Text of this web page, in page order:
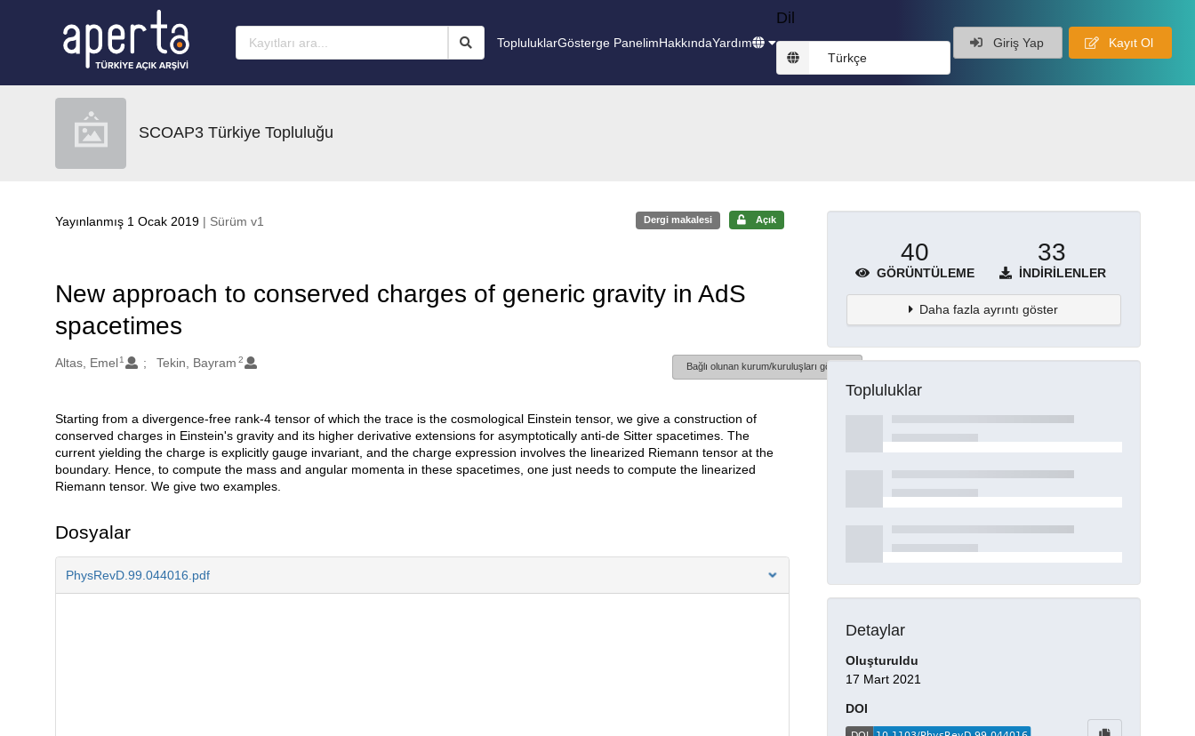
TopluluklarGösterge PanelimHakkındaYardım
Dil
Türkçe
Giriş Yap Kayıt Ol
SCOAP3 Türkiye Topluluğu
Yayınlanmış 1 Ocak 2019 | Sürüm v1 Dergi makalesi Açık
New approach to conserved charges of generic gravity in AdS
spacetimes
Oluşturanlar
Altas, Emel 1 Tekin, Bayram 2
Bağlı olunan kurum/kuruluşları göster
Açıklama
Starting from a divergence-free rank-4 tensor of which the trace is the cosmological Einstein tensor, we give a construction of
conserved charges in Einstein's gravity and its higher derivative extensions for asymptotically anti-de Sitter spacetimes. The
current yielding the charge is explicitly gauge invariant, and the charge expression involves the linearized Riemann tensor at the
boundary. Hence, to compute the mass and angular momenta in these spacetimes, one just needs to compute the linearized
Riemann tensor. We give two examples.
Dosyalar
PhysRevD.99.044016.pdf
40
GÖRÜNTÜLEME
33
İNDIRILENLER
Daha fazla ayrıntı göster
Topluluklar
Detaylar
Oluşturuldu
17 Mart 2021
DOI